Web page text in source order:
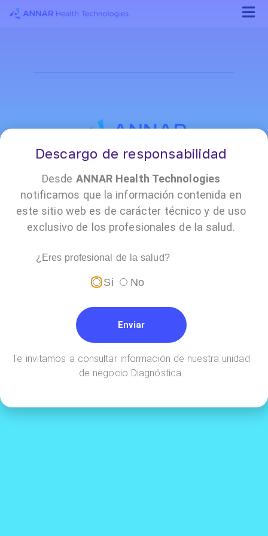
¡Conócenos!
Reporte
•
Encuesta
satisfacción
•
Annar
•
Contacto
•
Políticas
documentación
•
Trabaja
nosotros
•
Prensa
Realiza tus pagos en línea a través de
Descargo de responsabilidad
Desde ANNAR Health Technologies
notificamos que la información contenida en
este sitio web es de carácter técnico y de uso
exclusivo de los profesionales de la salud.
¿Eres profesional de la salud?
Si No
Enviar
Te invitamos a consultar información de nuestra unidad
de negocio Diagnóstica.